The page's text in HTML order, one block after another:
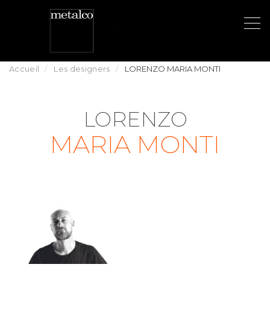
au
contenu
Accueil Les designers LORENZO MARIA MONTI
LORENZO
MARIA MONTI